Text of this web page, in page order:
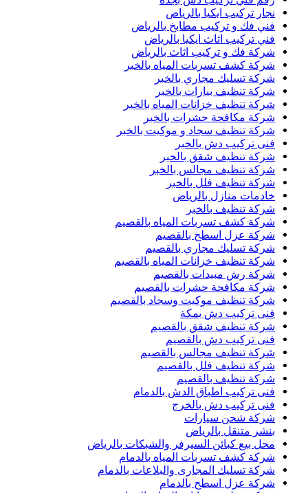
نجار تركيب ايكيا بالرياض
فني فك و تركيب مطابخ بالرياض
فني تركيب اثاث ايكيا بالرياض
شركة فك و تركيب اثاث بالرياض
شركة كشف تسربات المياه بالخبر
شركة تسليك مجاري بالخبر
شركة تنظيف بيارات بالخبر
شركة تنظيف خزانات المياه بالخبر
شركة مكافحة حشرات بالخبر
شركة تنظيف سجاد و موكيت بالخبر
فنى تركيب دش بالخبر
شركة تنظيف شقق بالخبر
شركة تنظيف مجالس بالخبر
شركة تنظيف فلل بالخبر
خادمات منازل بالرياض
شركة تنظيف بالخبر
شركة كشف تسربات المياه بالقصيم
شركة عزل اسطح بالقصيم
شركة تسليك مجاري بالقصيم
شركة تنظيف خزانات المياه بالقصيم
شركة رش مبيدات بالقصيم
شركة مكافحة حشرات بالقصيم
شركة تنظيف موكيت وسجاد بالقصيم
فنى تركيب دش بمكة
شركة تنظيف شقق بالقصيم
فنى تركيب دش بالقصيم
شركة تنظيف مجالس بالقصيم
شركة تنظيف فلل بالقصيم
شركة تنظيف بالقصيم
فنى تركيب اطباق الدش بالدمام
فنى تركيب دش بالخرج
شركة شحن سيارات
بنشر متنقل بالرياض
محل بيع كبائن السيرفر والشبكات بالرياض
شركة كشف تسربات المياه بالدمام
شركة تسليك المجارى والبلاعات بالدمام
شركة عزل اسطح بالدمام